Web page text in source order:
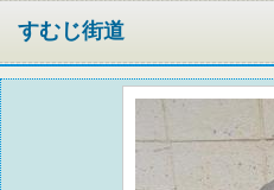
すむじ街道